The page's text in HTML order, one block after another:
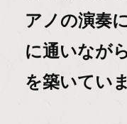
アノの演奏
に通いなが
を築いてい